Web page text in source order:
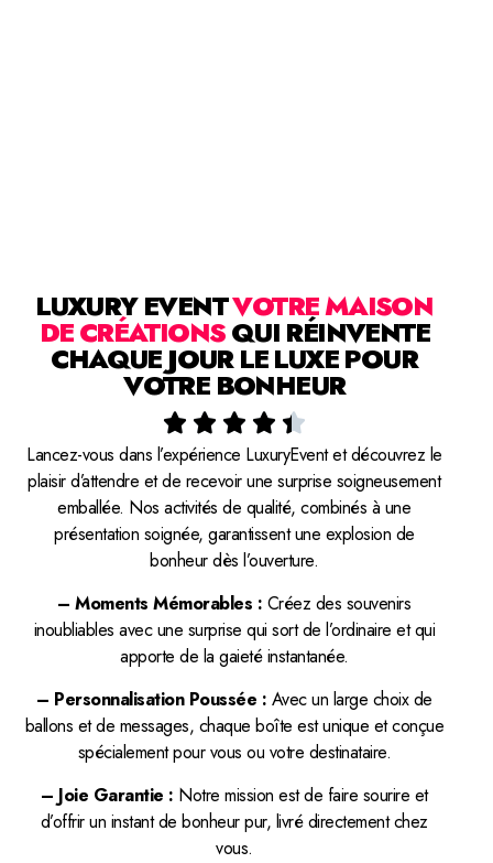
LUXURY EVENTVOTRE MAISON
DE CRÉATIONSQUI RÉINVENTE
CHAQUE JOUR LE LUXE POUR
VOTRE BONHEUR
    
Lancez-vous dans l’expérience LuxuryEvent et découvrez le
plaisir d’attendre et de recevoir une surprise soigneusement
emballée. Nos activités de qualité, combinés à une
présentation soignée, garantissent une explosion de
bonheur dès l’ouverture.
– Moments Mémorables : Créez des souvenirs
inoubliables avec une surprise qui sort de l’ordinaire et qui
apporte de la gaieté instantanée.
– Personnalisation Poussée : Avec un large choix de
ballons et de messages, chaque boîte est unique et conçue
spécialement pour vous ou votre destinataire.
– Joie Garantie : Notre mission est de faire sourire et
d’offrir un instant de bonheur pur, livré directement chez
vous.